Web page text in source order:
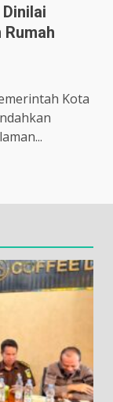
Kota